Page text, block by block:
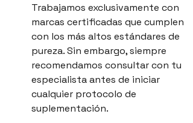
Trabajamos exclusivamente con
marcas certificadas que cumplen
con los más altos estándares de
pureza. Sin embargo, siempre
recomendamos consultar con tu
especialista antes de iniciar
cualquier protocolo de
suplementación.